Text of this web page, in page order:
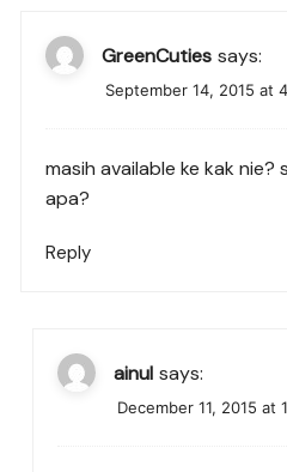
GreenCuties says:
September 14, 2015 at
masih available ke kak
apa?
Reply
ainul says:
December 11, 2015 at